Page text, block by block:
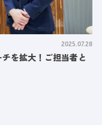
2025.07.28
を拡大！ご担当者と